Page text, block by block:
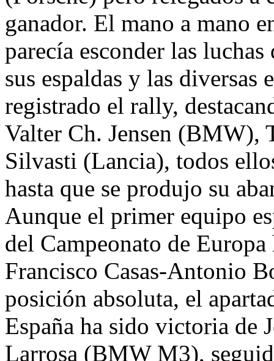
ganador. El mano a mano
parecía esconder las
sus espaldas y las diversas
registrado el rally,
Valter Ch. Jensen
Silvasti (Lancia), todos
hasta que se produjo su
Aunque el primer equipo
del Campeonato de
Francisco Casas-Antonio
posición absoluta, el
España ha sido victoria de
Larrosa (BMW M3),